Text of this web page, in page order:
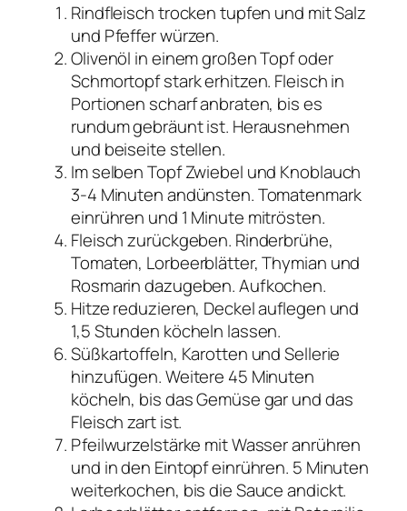
Rindfleisch trocken tupfen und mit Salz
und Pfeffer würzen.
Olivenöl in einem großen Topf oder
Schmortopf stark erhitzen. Fleisch in
Portionen scharf anbraten, bis es
rundum gebräunt ist. Herausnehmen
und beiseite stellen.
Im selben Topf Zwiebel und Knoblauch
3-4 Minuten andünsten. Tomatenmark
einrühren und 1 Minute mitrösten.
Fleisch zurückgeben. Rinderbrühe,
Tomaten, Lorbeerblätter, Thymian und
Rosmarin dazugeben. Aufkochen.
Hitze reduzieren, Deckel auflegen und
1,5 Stunden köcheln lassen.
Süßkartoffeln, Karotten und Sellerie
hinzufügen. Weitere 45 Minuten
köcheln, bis das Gemüse gar und das
Fleisch zart ist.
Pfeilwurzelstärke mit Wasser anrühren
und in den Eintopf einrühren. 5 Minuten
weiterkochen, bis die Sauce andickt.